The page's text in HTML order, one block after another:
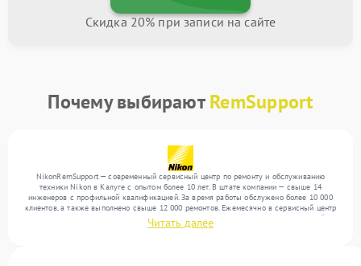
Скидка 20% при записи на сайте
Почему выбираютRemSupport
NikonRemSupport — современный сервисный центр по ремонту и обслуживанию
техники Nikon в Калуге с опытом более 10 лет. В штате компании — свыше 14
инженеров с профильной квалификацией. За время работы обслужено более 10 000
клиентов, а также выполнено свыше 12 000 ремонтов. Ежемесячно в сервисный центр
поступает свыше 300 единиц техники, включая , , . Мы беремся за задачи любой
сложности и гарантируем высокое качество обслуживания благодаря использованию
Читать далее